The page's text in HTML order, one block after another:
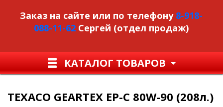
Заказ на сайте или по телефону 8-918-
088-11-62 Сергей (отдел продаж)
КАТАЛОГ ТОВАРОВ
TEXACO GEARTEX EP-C 80W-90 (208л.)